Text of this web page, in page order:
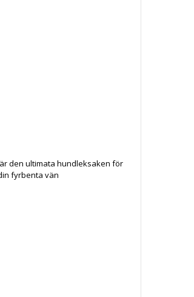
den ultimata hundleksaken för
fyrbenta vän